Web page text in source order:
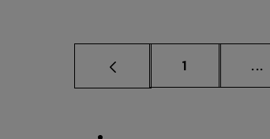
Página
1 ...